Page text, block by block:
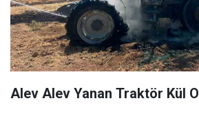
Alev Alev Yanan Traktör Kül